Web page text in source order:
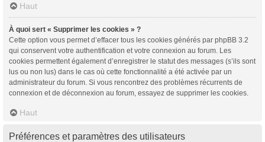
Haut
À quoi sert « Supprimer les cookies » ?
Cette option vous permet d’effacer tous les cookies générés par phpBB 3.2
qui conservent votre authentification et votre connexion au forum. Les
cookies permettent également d’enregistrer le statut des messages (s’ils sont
lus ou non lus) dans le cas où cette fonctionnalité a été activée par un
administrateur du forum. Si vous rencontrez des problèmes récurrents de
connexion et de déconnexion au forum, essayez de supprimer les cookies.
Haut
Préférences et paramètres des utilisateurs